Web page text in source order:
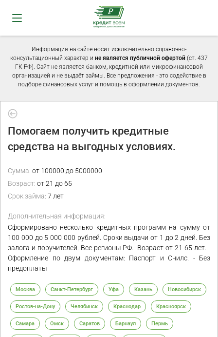
Информация на сайте носит исключительно справочно-
консультационный характер и не является публичной офертой (ст. 437
ГК РФ). Сайт не является банком, кредитной или микрофинансовой
организацией и не выдаёт займы. Все предложения - это содействие в
подборе финансовых услуг и помощь в оформлении документов.
Помогаем получить кредитные
средства на выгодных условиях.
Сумма: от 100000 до 5000000
Возраст: от 21 до 65
Срок займа: 7 лет
Дополнительная информация:
Сформировано несколько кредитных программ на сумму от
100 000 до 5 000 000 рублей. Сроки выдачи от 1 до 2 дней. Без
залога и поручителей. Все регионы РФ. -Возраст от 21-65 лет. -
Оформление по двум документам: Паспорт и Снилс. - Без
предоплаты
Москва Санкт-Петербург Уфа Казань Новосибирск
Ростов-на-Дону Челябинск Краснодар Красноярск
Самара Омск Саратов Барнаул Пермь